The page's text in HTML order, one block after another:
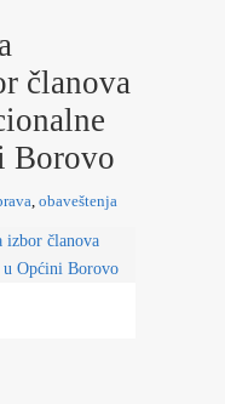
članova
Borovo
, obaveštenja